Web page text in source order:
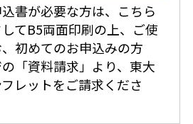
書が必要な方は、こちら
てB5両面印刷の上、ご使
初めてのお申込みの方
「資料請求」より、東大
レットをご請求くださ